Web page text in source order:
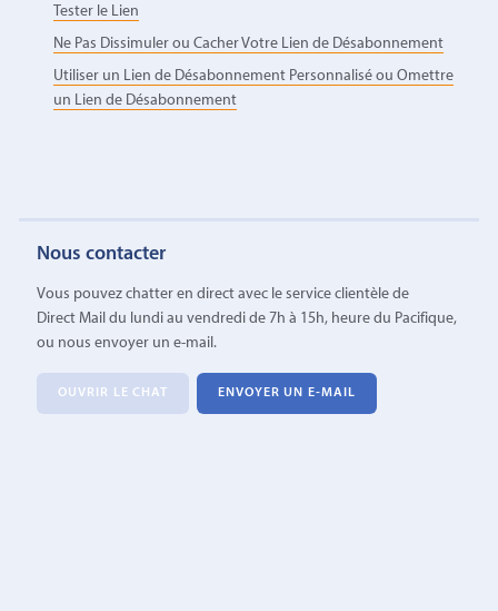
Tester le Lien
Ne Pas Dissimuler ou Cacher Votre Lien de Désabonnement
Utiliser un Lien de Désabonnement Personnalisé ou Omettre
un Lien de Désabonnement
Nous contacter
Vous pouvez chatter en direct avec le service clientèle de
Direct Mail du lundi au vendredi de 7h à 15h, heure du Pacifique,
ou nous envoyer un e-mail.
OUVRIR LE CHAT ENVOYER UN E-MAIL